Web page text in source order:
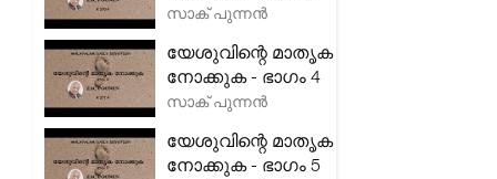
സാക് പുന്നൻ
യേശുവിന്റെ മാതൃക
നോക്കുക - ഭാഗം 4
സാക് പുന്നൻ
യേശുവിന്റെ മാതൃക
നോക്കുക - ഭാഗം 5